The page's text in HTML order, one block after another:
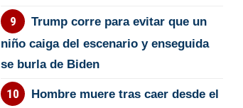
Trump corre para evitar que un
niño caiga del escenario y enseguida
se burla de Biden
Hombre muere tras caer desde el